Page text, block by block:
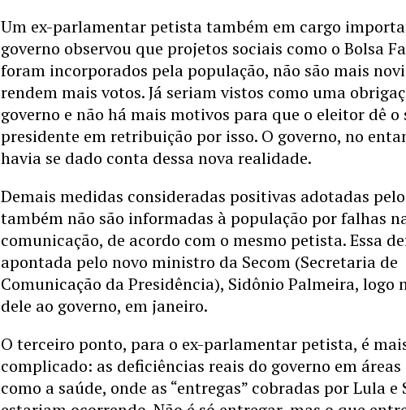
Um ex-parlamentar petista também em cargo
governo observou que projetos sociais como o Bolsa
foram incorporados pela população, não são mais
rendem mais votos. Já seriam vistos como uma
governo e não há mais motivos para que o eleitor dê o
presidente em retribuição por isso. O governo, no
havia se dado conta dessa nova realidade.
Demais medidas consideradas positivas adotadas
também não são informadas à população por falhas
comunicação, de acordo com o mesmo petista. Essa
apontada pelo novo ministro da Secom (Secretaria de
Comunicação da Presidência), Sidônio Palmeira, logo
dele ao governo, em janeiro.
O terceiro ponto, para o ex-parlamentar petista, é
complicado: as deficiências reais do governo em áreas
como a saúde, onde as “entregas” cobradas por Lula e